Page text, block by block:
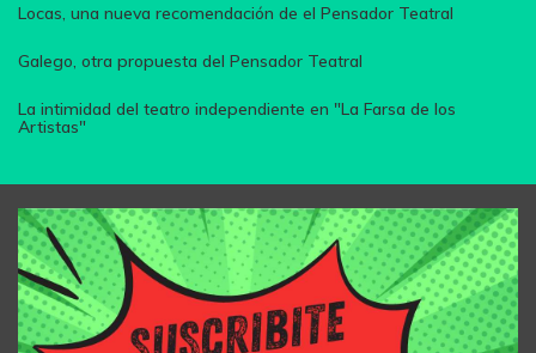
Locas, una nueva recomendación de el Pensador Teatral
Galego, otra propuesta del Pensador Teatral
La intimidad del teatro independiente en "La Farsa de los
Artistas"